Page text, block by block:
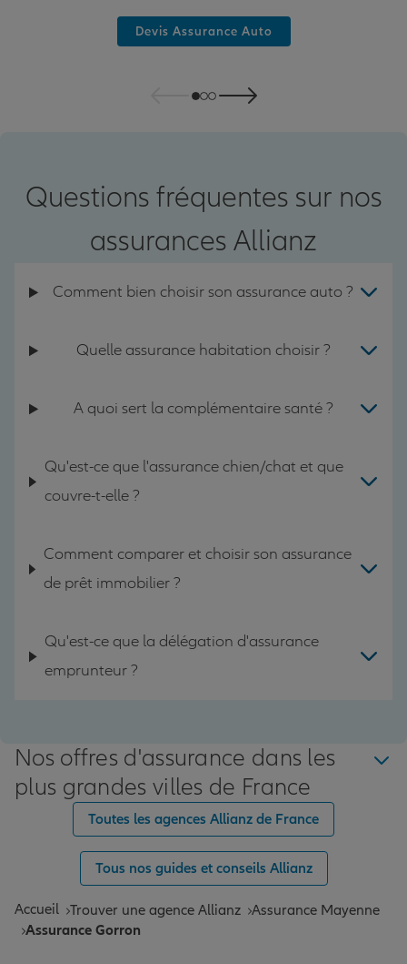
Devis Assurance Auto
Questions fréquentes sur nos
assurances Allianz
Comment bien choisir son assurance auto ?
Quelle assurance habitation choisir ?
A quoi sert la complémentaire santé ?
Qu'est-ce que l'assurance chien/chat et que
couvre-t-elle ?
Comment comparer et choisir son assurance
de prêt immobilier ?
Qu'est-ce que la délégation d'assurance
emprunteur ?
Nos offres d'assurance dans les
plus grandes villes de France
Toutes les agences Allianz de France
Tous nos guides et conseils Allianz
Accueil Trouver une agence Allianz Assurance Mayenne
Assurance Gorron